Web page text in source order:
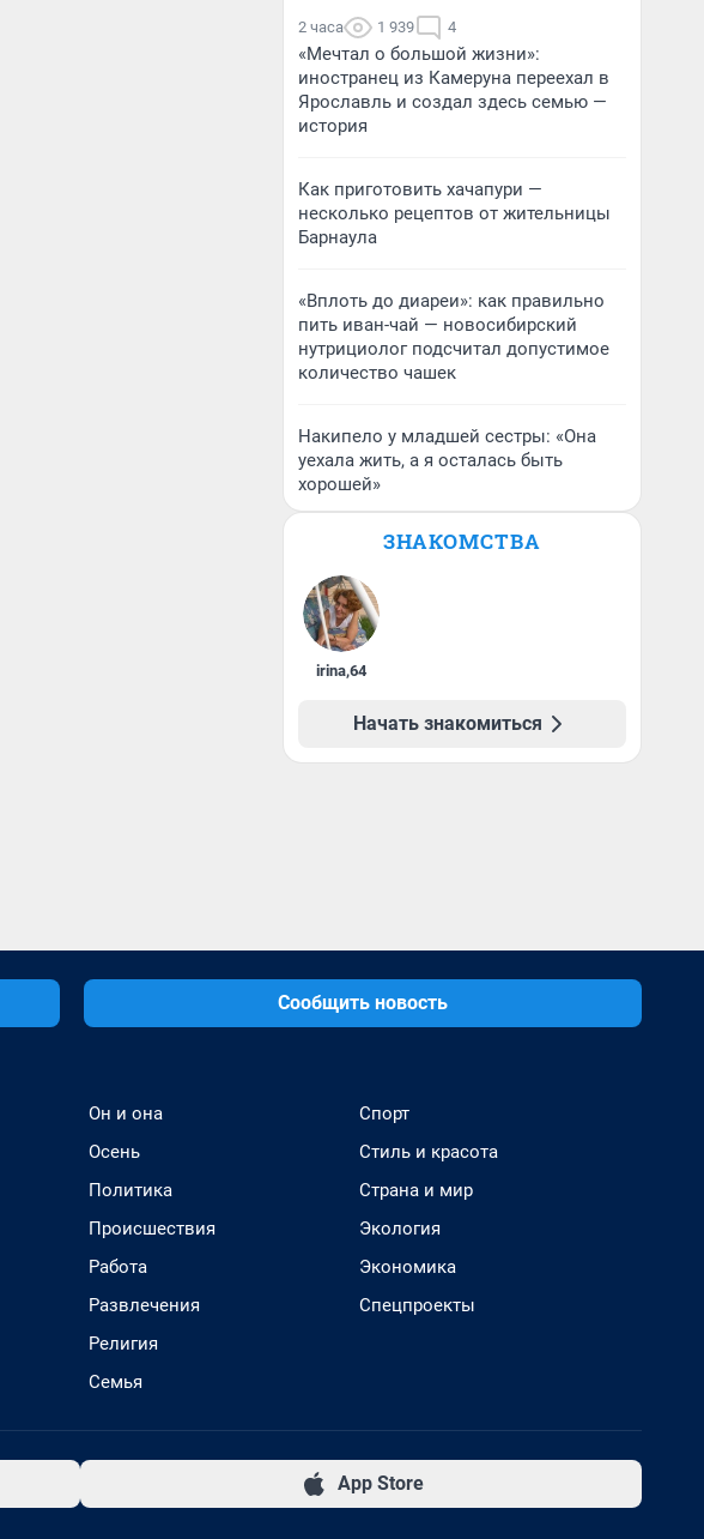
2 часа 1 939 4
«Мечтал о большой жизни»:
иностранец из Камеруна переехал в
Ярославль и создал здесь семью —
история
Как приготовить хачапури —
несколько рецептов от жительницы
Барнаула
«Вплоть до диареи»: как правильно
пить иван-чай — новосибирский
нутрициолог подсчитал допустимое
количество чашек
Накипело у младшей сестры: «Она
уехала жить, а я осталась быть
хорошей»
ЗНАКОМСТВА
irina,64
Начать знакомиться
Сообщить новость
Он и она
Осень
Политика
Происшествия
Работа
Развлечения
Религия
Семья
Спорт
Стиль и красота
Страна и мир
Экология
Экономика
Спецпроекты
App Store